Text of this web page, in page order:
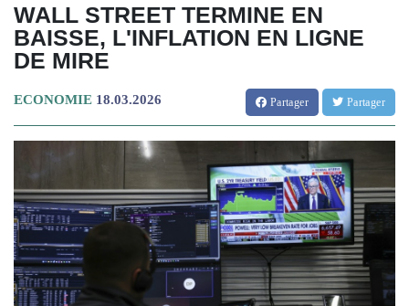
WALL STREET TERMINE EN
BAISSE, L'INFLATION EN LIGNE
DE MIRE
ECONOMIE 18.03.2026 Partager Partager